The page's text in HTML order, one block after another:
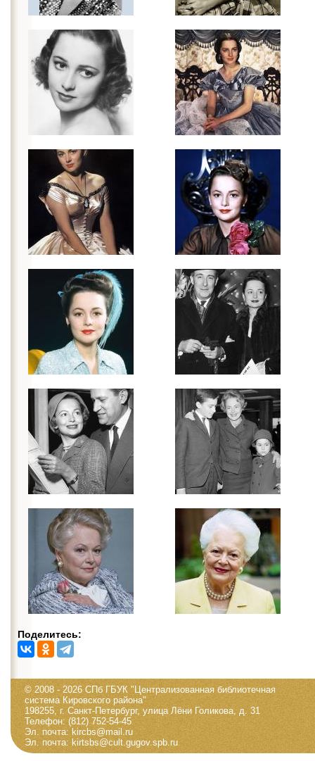
Поделитесь:
© 2008 - 2026 СПб ГБУК "Централизованная библиотечная
система Кировского района"
198255, г. Санкт-Петербург, улица Лёни Голикова, д. 31
Телефон: (812) 752-54-45
Эл. почта: kircbs@mail.ru
Эл. почта: kirtsbs@cult.gugov.spb.ru